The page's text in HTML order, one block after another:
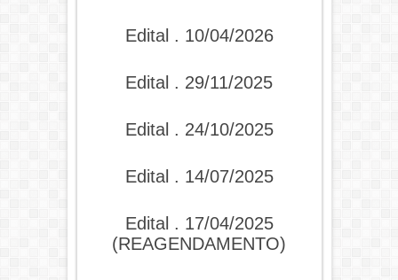
Edital . 10/04/2026
Edital . 29/11/2025
Edital . 24/10/2025
Edital . 14/07/2025
Edital . 17/04/2025
(REAGENDAMENTO)